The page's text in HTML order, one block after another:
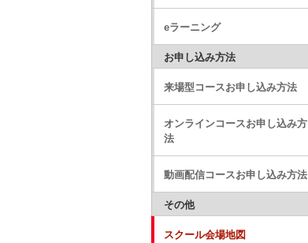
eラーニング
お申し込み方法
来場型コースお申し込み方法
オンラインコースお申し込み方
法
動画配信コースお申し込み方法
その他
スクール会場地図